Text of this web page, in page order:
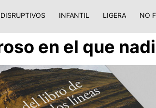
DISRUPTIVOS INFANTIL LIGERA NO
en el que